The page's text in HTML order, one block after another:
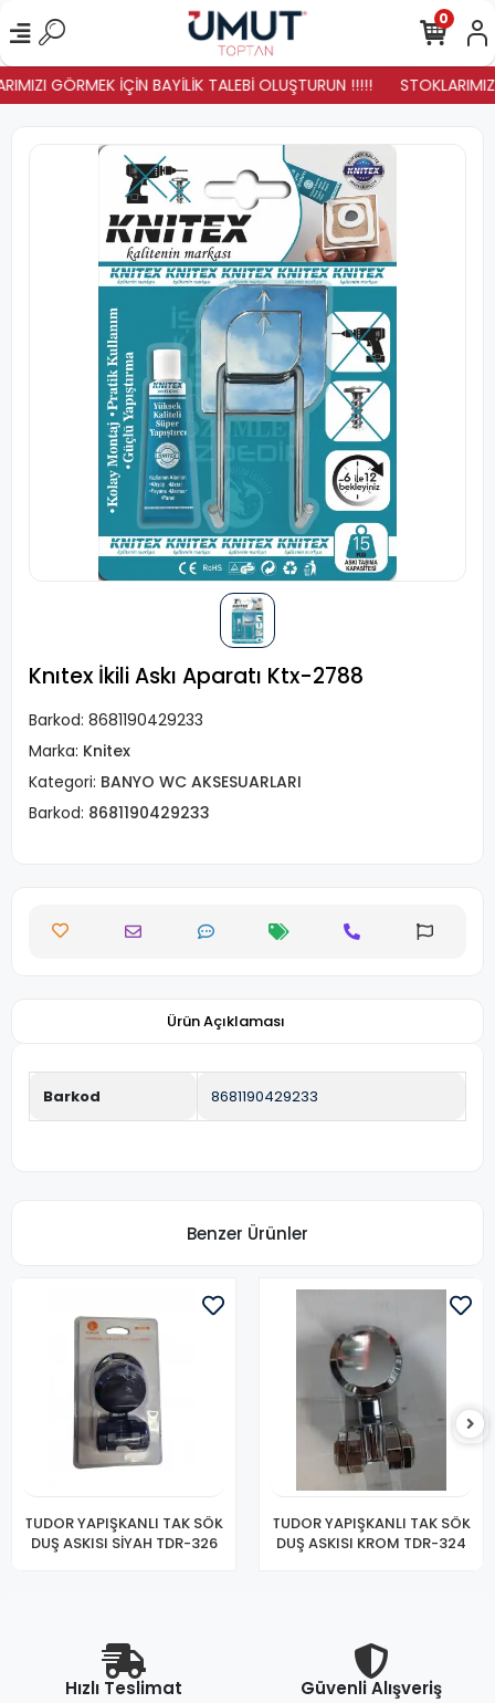
GÖRMEK İÇİN BAYİLİK TALEBİ OLUŞTURUN !!!!!
0
Knıtex İkili Askı Aparatı Ktx-2788
Barkod: 8681190429233
Marka: Knitex
Kategori: BANYO WC AKSESUARLARI
Barkod: 8681190429233
Ürün Açıklaması
Barkod 8681190429233
Benzer Ürünler
TUDOR YAPIŞKANLI TAK SÖK
DUŞ ASKISI SİYAH TDR-326
TUDOR YAPIŞKANLI TAK SÖK
DUŞ ASKISI KROM TDR-324
Hızlı Teslimat Güvenli Alışveriş